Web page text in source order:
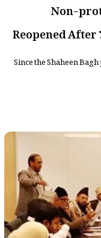
Non-
Reopened After
Since the Shaheen